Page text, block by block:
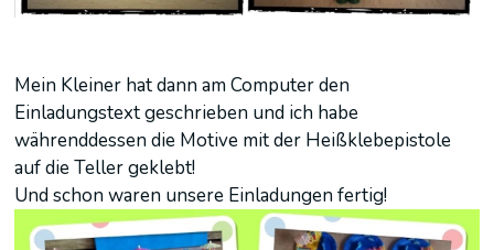
Mein Kleiner hat dann am Computer den
Einladungstext geschrieben und ich habe
währenddessen die Motive mit der Heißklebepistole
auf die Teller geklebt!
Und schon waren unsere Einladungen fertig!